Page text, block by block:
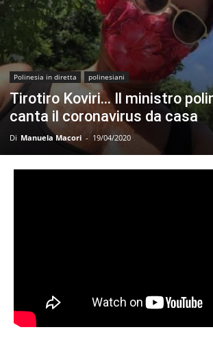
Polinesia in diretta polinesiani
Tirotiro Koviri… Il ministro
canta il coronavirus da casa
Di Manuela Macori - 19/04/2020